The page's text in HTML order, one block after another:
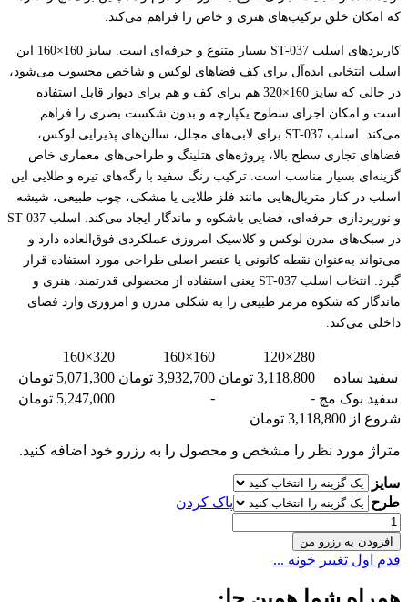
که امکان خلق ترکیب‌های هنری و خاص را فراهم می‌کند.
کاربردهای اسلب ST-037 بسیار متنوع و حرفه‌ای است. سایز 160×160 این
اسلب انتخابی ایده‌آل برای کف فضاهای لوکس و شاخص محسوب می‌شود،
در حالی که سایز 160×320 هم برای کف و هم برای دیوار قابل استفاده
است و امکان اجرای سطوح یکپارچه و بدون شکست بصری را فراهم
می‌کند. اسلب ST-037 برای لابی‌های مجلل، سالن‌های پذیرایی لوکس،
فضاهای تجاری سطح بالا، پروژه‌های هتلینگ و طراحی‌های معماری خاص
گزینه‌ای بسیار مناسب است. ترکیب رنگ سفید با رگه‌های تیره و طلایی این
اسلب در کنار متریال‌هایی مانند فلز طلایی یا مشکی، چوب طبیعی، شیشه
و نورپردازی حرفه‌ای، فضایی باشکوه و ماندگار ایجاد می‌کند. اسلب ST-037
در سبک‌های مدرن لوکس و کلاسیک امروزی عملکردی فوق‌العاده دارد و
می‌تواند به‌عنوان نقطه کانونی یا عنصر اصلی طراحی مورد استفاده قرار
گیرد. انتخاب اسلب ST-037 یعنی استفاده از محصولی قدرتمند، هنری و
ماندگار که شکوه مرمر طبیعی را به شکلی مدرن و امروزی وارد فضای
داخلی می‌کند.
280×120
160×160
320×160
سفید ساده
3,118,800 تومان 3,932,700 تومان
5,071,300 تومان
سفید بوک مچ -
-
5,247,000 تومان
شروع از 3,118,800 تومان
متراژ مورد نظر را مشخص و محصول را به رزرو خود اضافه کنید.
سایز
طرح
پاک کردن
اسلب
ST-
037
عدد
افزودن به رزرو من
قدم اول تغییر خونه ...